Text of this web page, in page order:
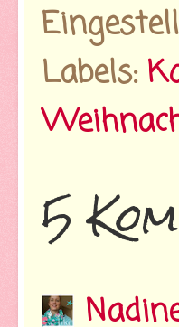
Labels:
5